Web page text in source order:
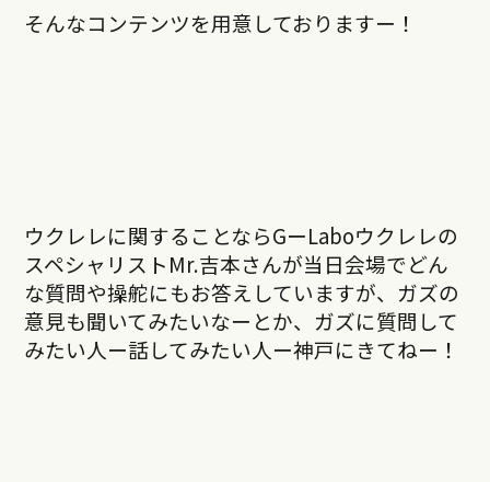
そんなコンテンツを用意しておりますー！
ウクレレに関することならGーLaboウクレレの
スペシャリストMr.吉本さんが当日会場でどん
な質問や操舵にもお答えしていますが、ガズの
意見も聞いてみたいなーとか、ガズに質問して
みたい人ー話してみたい人ー神戸にきてねー！